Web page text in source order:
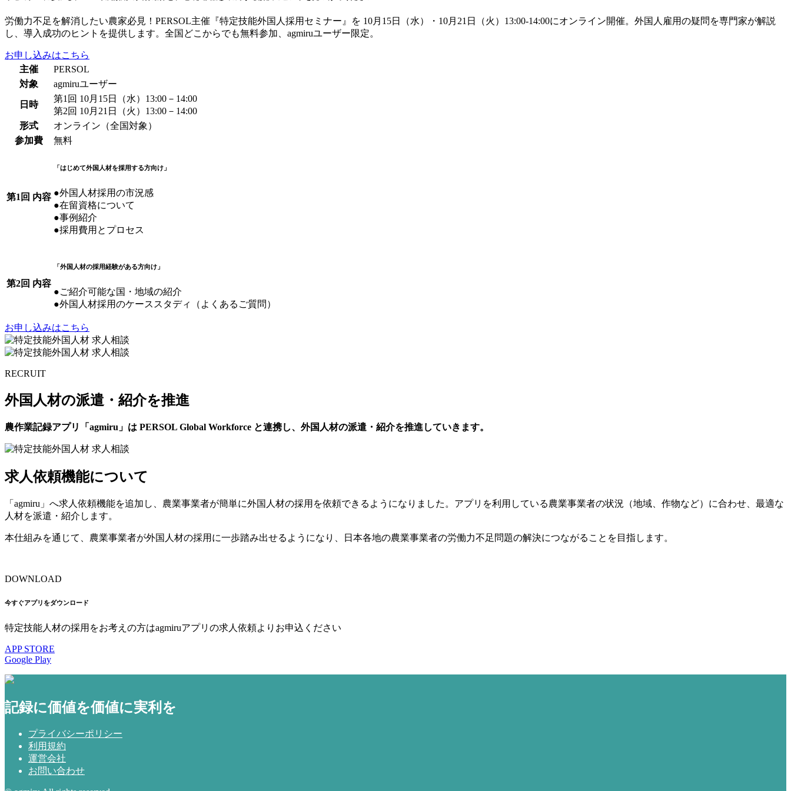
労働力不足を解消したい農家必見！PERSOL主催『特定技能外国人採用セミナー』を 10月15日（水）・10月21日（火）13:00-14:00にオンライン開催。外国人雇用の疑問を専門家が解説
し、導入成功のヒントを提供します。全国どこからでも無料参加、agmiruユーザー限定。
お申し込みはこちら
主催
PERSOL
対象
agmiruユーザー
日時
第1回 10月15日（水）13:00－14:00
第2回 10月21日（火）13:00－14:00
形式
オンライン（全国対象）
参加費
無料
第1回 内容
「はじめて外国人材を採用する方向け」
●外国人材採用の市況感
●在留資格について
●事例紹介
●採用費用とプロセス
第2回 内容
「外国人材の採用経験がある方向け」
●ご紹介可能な国・地域の紹介
●外国人材採用のケーススタディ（よくあるご質問）
お申し込みはこちら
RECRUIT
外国人材の派遣・紹介を推進
農作業記録アプリ「agmiru」は PERSOL Global Workforce と連携し、外国人材の派遣・紹介を推進していきます。
求人依頼機能について
「agmiru」へ求人依頼機能を追加し、農業事業者が簡単に外国人材の採用を依頼できるようになりました。アプリを利用している農業事業者の状況（地域、作物など）に合わせ、最適な
人材を派遣・紹介します。
本仕組みを通じて、農業事業者が外国人材の採用に一歩踏み出せるようになり、日本各地の農業事業者の労働力不足問題の解決につながることを目指します。
DOWNLOAD
今すぐアプリをダウンロード
特定技能人材の採用をお考えの方はagmiruアプリの求人依頼よりお申込ください
APP STORE
Google Play
記録に価値を価値に実利を
プライバシーポリシー
利用規約
運営会社
お問い合わせ